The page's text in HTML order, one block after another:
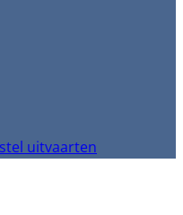
uitvaarten